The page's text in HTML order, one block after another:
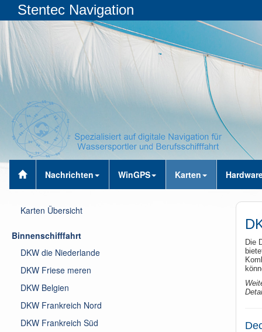
Stentec Navigation
Nachrichten WinGPS Karten
Die
Karten Übersicht
Binnenschifffahrt
DKW die Niederlande
DKW Friese meren
DKW Belgien
DKW Frankreich Nord
DKW Frankreich Süd